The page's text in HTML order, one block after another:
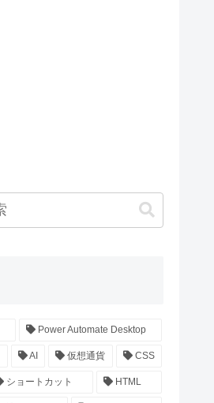
Power Automate Desktop
AI 仮想通貨 CSS
ショートカット HTML